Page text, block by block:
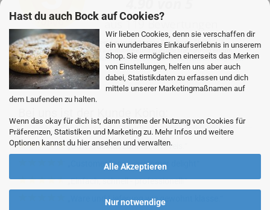
Hast du auch Bock auf Cookies?
Wir lieben Cookies, denn sie verschaffen dir
ein wunderbares Einkaufserlebnis in unserem
Shop. Sie ermöglichen einerseits das Merken
von Einstellungen, helfen uns aber auch
dabei, Statistikdaten zu erfassen und dich
mittels unserer Marketingmaßnamen auf
dem Laufenden zu halten.
Wenn das okay für dich ist, dann stimme der Nutzung von Cookies für
Präferenzen, Statistiken und Marketing zu. Mehr Infos und weitere
Optionen kannst du hier ansehen und verwalten.
Alle Akzeptieren
Nur notwendige
Unser Unternehmen sammelt über den unabhängigen Dienstleister SHOPVOTE
Bewertungen. SHOPVOTE setzt automatische und manuelle Maßnahmen ein, um
Bewertungen zu verifizieren.Informationen zur Echtheit von Kundenbewertungen auf
SHOPVOTE finden Sie hier.
Gute Qualität zum fairen Preis.
Customer focus, customer delight
Einfach, schnell - professionell!
Ware und Lieferung wie gewohnt klasse.